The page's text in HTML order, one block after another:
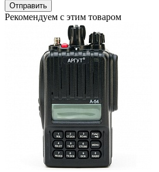
Отправить
Рекомендуем с этим товаром